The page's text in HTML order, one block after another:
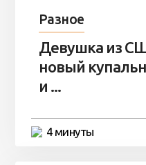
Разное
Девушка из
новый
и ...
4 минуты